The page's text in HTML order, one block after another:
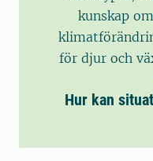
kunskap
för djur och
Hur kan